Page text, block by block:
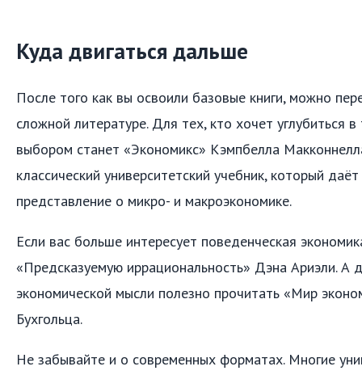
Куда двигаться дальше
После того как вы освоили базовые книги, можно
сложной литературе. Для тех, кто хочет углубиться
выбором станет «Экономикс» Кэмпбелла
классический университетский учебник, который
представление о микро- и макроэкономике.
Если вас больше интересует поведенческая
«Предсказуемую иррациональность» Дэна Ариэли. А
экономической мысли полезно прочитать «Мир
Бухгольца.
Не забывайте и о современных форматах. Многие